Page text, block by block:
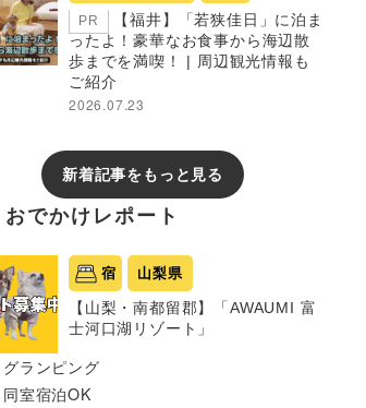
PR
【福井】「若狭佳日」に泊ま
ったよ！豪華なお食事から海辺散
歩までを満喫！ | 周辺観光情報も
ご紹介
2026.07.23
新着記事をもっと見る
おでかけレポート
宿 山梨県
【山梨・南都留郡】「AWAUMI 富
士河口湖リゾート」
グランピング
同室宿泊OK